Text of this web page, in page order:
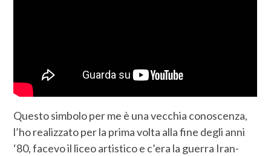
Questo simbolo per me è una vecchia conoscenza,
l’ho realizzato per la prima volta alla fine degli anni
‘80, facevo il liceo artistico e c’era la guerra Iran-